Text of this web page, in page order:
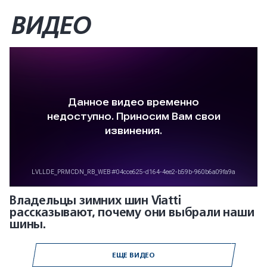
ВИДЕО
Владельцы зимних шин Viatti
рассказывают, почему они выбрали наши
шины.
ЕЩЕ ВИДЕО